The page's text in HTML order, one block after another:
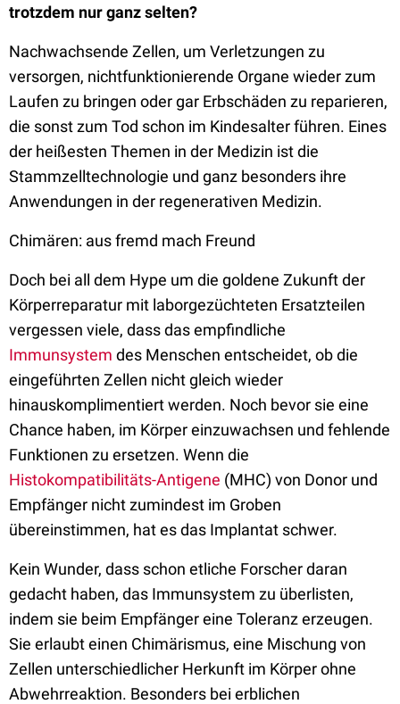
trotzdem nur ganz selten?
Nachwachsende Zellen, um Verletzungen zu
versorgen, nichtfunktionierende Organe wieder zum
Laufen zu bringen oder gar Erbschäden zu reparieren,
die sonst zum Tod schon im Kindesalter führen. Eines
der heißesten Themen in der Medizin ist die
Stammzelltechnologie und ganz besonders ihre
Anwendungen in der regenerativen Medizin.
Chimären: aus fremd mach Freund
Doch bei all dem Hype um die goldene Zukunft der
Körperreparatur mit laborgezüchteten Ersatzteilen
vergessen viele, dass das empfindliche
Immunsystem des Menschen entscheidet, ob die
eingeführten Zellen nicht gleich wieder
hinauskomplimentiert werden. Noch bevor sie eine
Chance haben, im Körper einzuwachsen und fehlende
Funktionen zu ersetzen. Wenn die
Histokompatibilitäts-Antigene (MHC) von Donor und
Empfänger nicht zumindest im Groben
übereinstimmen, hat es das Implantat schwer.
Kein Wunder, dass schon etliche Forscher daran
gedacht haben, das Immunsystem zu überlisten,
indem sie beim Empfänger eine Toleranz erzeugen.
Sie erlaubt einen Chimärismus, eine Mischung von
Zellen unterschiedlicher Herkunft im Körper ohne
Abwehrreaktion. Besonders bei erblichen